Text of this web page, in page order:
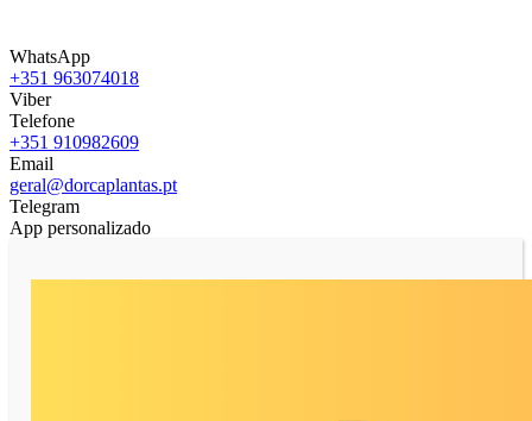
WhatsApp
+351 963074018
Viber
Telefone
+351 910982609
Email
geral@dorcaplantas.pt
Telegram
App personalizado